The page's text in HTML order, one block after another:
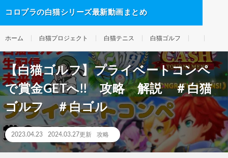
コロプラの白猫シリーズ最新動画まとめ
ホーム 白猫プロジェクト 白猫テニス 白猫ゴルフ
【白猫ゴルフ】プライベートコンペ
で賞金GETへ!! 攻略 解説 ＃白猫
ゴルフ ＃白ゴル
2023.04.23 2024.03.27更新 攻略